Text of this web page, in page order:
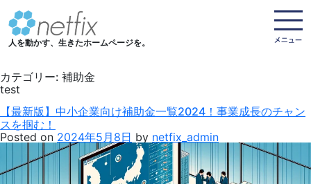
人を動かす、生きたホームページを。
カテゴリー: 補助金
test
【最新版】中小企業向け補助金一覧2024！事業成長のチャン
スを掴む！
Posted on 2024年5月8日 by netfix_admin